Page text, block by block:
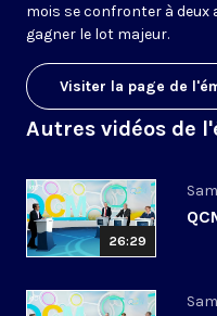
mois se confronter à
gagner le lot majeur.
Visiter la page de
Autres vidéos de
26:29